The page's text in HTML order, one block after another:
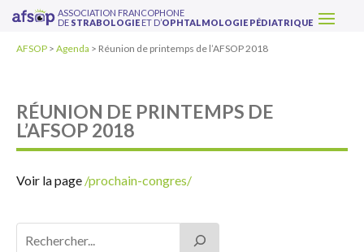
ASSOCIATION FRANCOPHONE
DE STRABOLOGIE ET D’OPHTALMOLOGIE PÉDIATRIQUE
AFSOP > Agenda > Réunion de printemps de l’AFSOP 2018
RÉUNION DE PRINTEMPS DE
L’AFSOP 2018
Voir la page /prochain-congres/